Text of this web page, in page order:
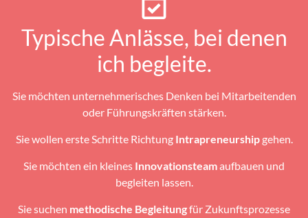
Typische Anlässe, bei denen
ich begleite.
Sie möchten unternehmerisches Denken bei Mitarbeitenden
oder Führungskräften stärken.
Sie wollen erste Schritte Richtung Intrapreneurshipgehen.
Sie möchten ein kleines Innovationsteamaufbauen und
begleiten lassen.
Sie suchen methodische Begleitungfür Zukunftsprozesse